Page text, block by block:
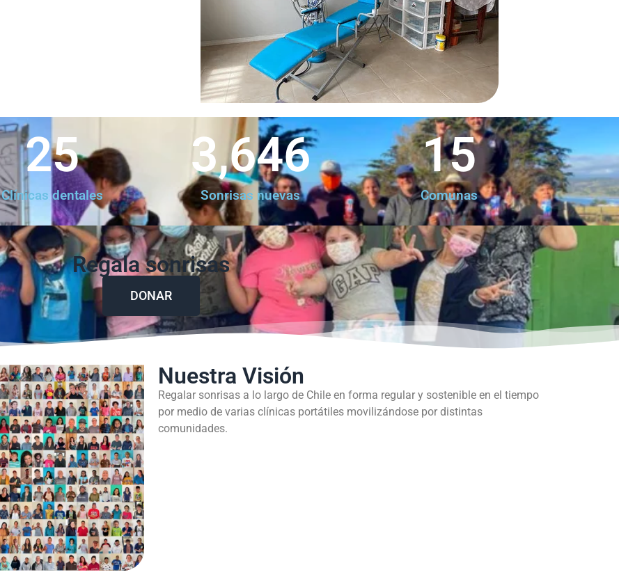
Clínicas dentales
25
Sonrisas nuevas
3,646
Comunas
15
Regala sonrisas
DONAR
Nuestra Visión
Regalar sonrisas a lo largo de Chile en forma regular y sostenible en el tiempo
por medio de varias clínicas portátiles movilizándose por distintas
comunidades.